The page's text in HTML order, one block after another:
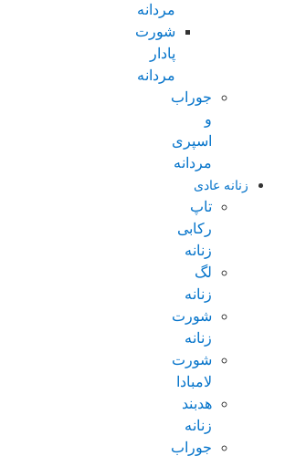
مردانه
شورت
پادار
مردانه
جوراب
و
اسپری
مردانه
زنانه عادی
تاپ
رکابی
زنانه
لگ
زنانه
شورت
زنانه
شورت
لامبادا
هدبند
زنانه
جوراب